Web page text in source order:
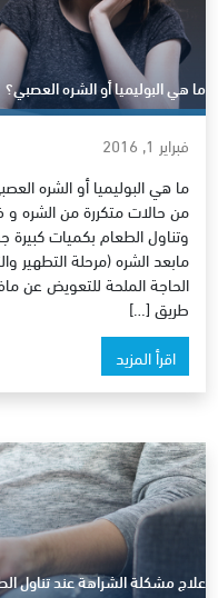
ما هي البوليميا أو الشره العصبي؟
فبراير 1, 2016
ما هي البوليميا أو الشره
من حالات متكررة من الشره
وتناول الطعام بكميات
مابعد الشره (مرحلة التطهير
الحاجة الملحة للتعويض عن
طريق […]
اقرأ المزيد
علاج مشكلة الشراهة عند تناول